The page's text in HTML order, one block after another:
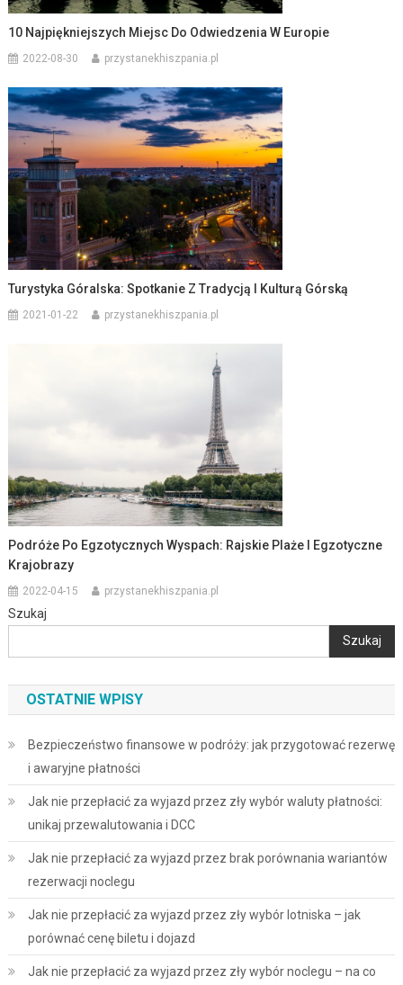
10 Najpiękniejszych Miejsc Do Odwiedzenia W Europie
2022-08-30 przystanekhiszpania.pl
Turystyka Góralska: Spotkanie Z Tradycją I Kulturą Górską
2021-01-22 przystanekhiszpania.pl
Podróże Po Egzotycznych Wyspach: Rajskie Plaże I Egzotyczne
Krajobrazy
2022-04-15 przystanekhiszpania.pl
Szukaj
Szukaj
OSTATNIE WPISY
Bezpieczeństwo finansowe w podróży: jak przygotować rezerwę
i awaryjne płatności
Jak nie przepłacić za wyjazd przez zły wybór waluty płatności:
unikaj przewalutowania i DCC
Jak nie przepłacić za wyjazd przez brak porównania wariantów
rezerwacji noclegu
Jak nie przepłacić za wyjazd przez zły wybór lotniska – jak
porównać cenę biletu i dojazd
Jak nie przepłacić za wyjazd przez zły wybór noclegu – na co